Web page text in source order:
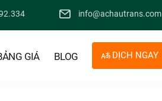
info@achautrans.com
GIÁ BLOG DỊCH NGAY